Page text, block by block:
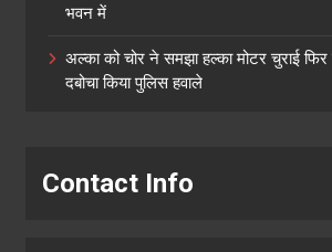
भवन में
अल्का को चोर ने समझा हल्का मोटर चुराई
दबोचा किया पुलिस हवाले
Contact Info